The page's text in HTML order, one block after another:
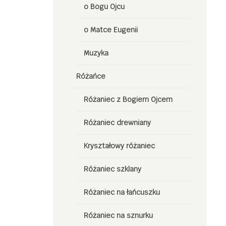
o Bogu Ojcu
o Matce Eugenii
Muzyka
Różańce
Różaniec z Bogiem Ojcem
Różaniec drewniany
Kryształowy różaniec
Różaniec szklany
Różaniec na łańcuszku
Różaniec na sznurku